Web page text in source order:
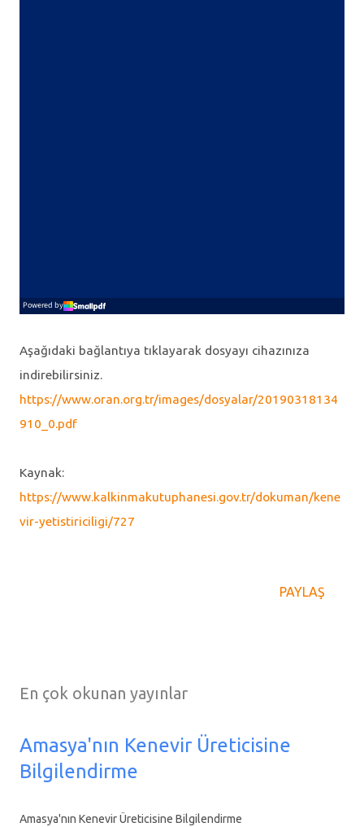
Aşağıdaki bağlantıya tıklayarak dosyayı cihazınıza
indirebilirsiniz.
https://www.oran.org.tr/images/dosyalar/20190318134
910_0.pdf
Kaynak:
https://www.kalkinmakutuphanesi.gov.tr/dokuman/kene
vir-yetistiriciligi/727
PAYLAŞ
En çok okunan yayınlar
Amasya'nın Kenevir Üreticisine
Bilgilendirme
Amasya'nın Kenevir Üreticisine Bilgilendirme